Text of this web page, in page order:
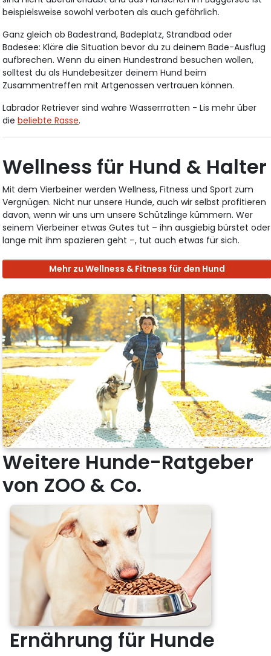
beispielsweise sowohl verboten als auch gefährlich.
Ganz gleich ob Badestrand, Badeplatz, Strandbad oder
Badesee: Kläre die Situation bevor du zu deinem Bade-Ausflug
aufbrechen. Wenn du einen Hundestrand besuchen wollen,
solltest du als Hundebesitzer deinem Hund beim
Zusammentreffen mit Artgenossen vertrauen können.
Labrador Retriever sind wahre Wasserrratten - Lis mehr über
diebeliebte Rasse.
Wellness für Hund & Halter
Mit dem Vierbeiner werden Wellness, Fitness und Sport zum
Vergnügen. Nicht nur unsere Hunde, auch wir selbst profitieren
davon, wenn wir uns um unsere Schützlinge kümmern. Wer
seinem Vierbeiner etwas Gutes tut – ihn ausgiebig bürstet oder
lange mit ihm spazieren geht –, tut auch etwas für sich.
Mehr zu Wellness & Fitness für den Hund
Weitere Hunde-Ratgeber
von ZOO & Co.
Ernährung für Hunde